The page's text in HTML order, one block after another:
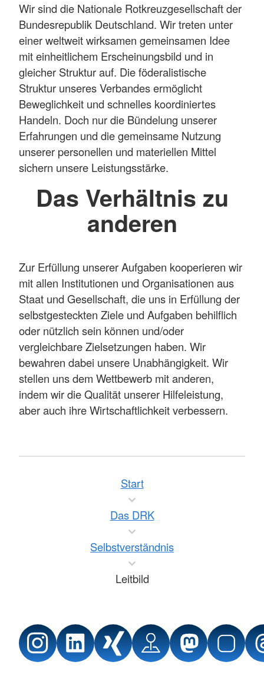
Wir sind die Nationale Rotkreuzgesellschaft der
Bundesrepublik Deutschland. Wir treten unter
einer weltweit wirksamen gemeinsamen Idee
mit einheitlichem Erscheinungsbild und in
gleicher Struktur auf. Die föderalistische
Struktur unseres Verbandes ermöglicht
Beweglichkeit und schnelles koordiniertes
Handeln. Doch nur die Bündelung unserer
Erfahrungen und die gemeinsame Nutzung
unserer personellen und materiellen Mittel
sichern unsere Leistungsstärke.
Das Verhältnis zu
anderen
Zur Erfüllung unserer Aufgaben kooperieren wir
mit allen Institutionen und Organisationen aus
Staat und Gesellschaft, die uns in Erfüllung der
selbstgesteckten Ziele und Aufgaben behilflich
oder nützlich sein können und/oder
vergleichbare Zielsetzungen haben. Wir
bewahren dabei unsere Unabhängigkeit. Wir
stellen uns dem Wettbewerb mit anderen,
indem wir die Qualität unserer Hilfeleistung,
aber auch ihre Wirtschaftlichkeit verbessern.
Start
Das DRK
Selbstverständnis
Leitbild